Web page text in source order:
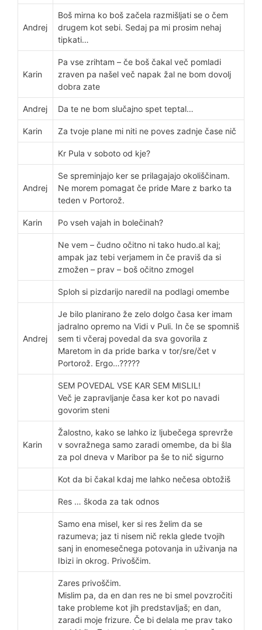
Andrej
Boš mirna ko boš začela razmišljati se o čem
drugem kot sebi. Sedaj pa mi prosim nehaj
tipkati…
Karin
Pa vse zrihtam – če boš čakal več pomladi
zraven pa našel več napak žal ne bom dovolj
dobra zate
Andrej Da te ne bom slučajno spet teptal…
Karin Za tvoje plane mi niti ne poves zadnje čase nič
Kr Pula v soboto od kje?
Andrej
Se spreminjajo ker se prilagajajo okoliščinam.
Ne morem pomagat če pride Mare z barko ta
teden v Portorož.
Karin Po vseh vajah in bolečinah?
Ne vem – čudno očitno ni tako hudo.al kaj;
ampak jaz tebi verjamem in če praviš da si
zmožen – prav – boš očitno zmogel
Sploh si pizdarijo naredil na podlagi omembe
Andrej
Je bilo planirano že zelo dolgo časa ker imam
jadralno opremo na Vidi v Puli. In če se spomniš
sem ti včeraj povedal da sva govorila z
Maretom in da pride barka v tor/sre/čet v
Portorož. Ergo…?????
SEM POVEDAL VSE KAR SEM MISLIL!
Več je zapravljanje časa ker kot po navadi
govorim steni
Karin
Žalostno, kako se lahko iz ljubečega sprevrže
v sovražnega samo zaradi omembe, da bi šla
za pol dneva v Maribor pa še to nič sigurno
Kot da bi čakal kdaj me lahko nečesa obtožiš
Res … škoda za tak odnos
Samo ena misel, ker si res želim da se
razumeva; jaz ti nisem nič rekla glede tvojih
sanj in enomesečnega potovanja in uživanja na
Ibizi in okrog. Privoščim.
Zares privoščim.
Mislim pa, da en dan res ne bi smel povzročiti
take probleme kot jih predstavljaš; en dan,
zaradi moje frizure. Če bi delala me prav tako